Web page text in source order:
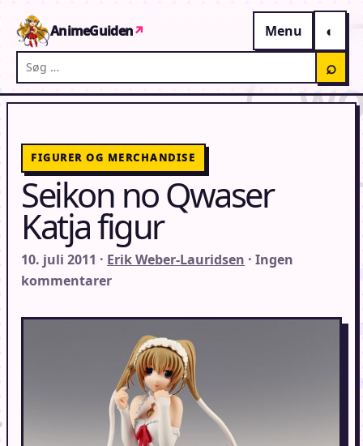
AnimeGuiden↗
Menu
Søg på AnimeGuiden
⌕
FIGURER OG MERCHANDISE
Seikon no Qwaser
Katja figur
10. juli 2011 · Erik Weber-Lauridsen · Ingen
kommentarer